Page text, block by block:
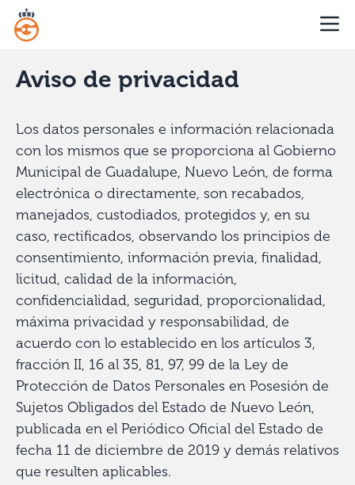
Aviso de privacidad
Los datos personales e información relacionada
con los mismos que se proporciona al Gobierno
Municipal de Guadalupe, Nuevo León, de forma
electrónica o directamente, son recabados,
manejados, custodiados, protegidos y, en su
caso, rectificados, observando los principios de
consentimiento, información previa, finalidad,
licitud, calidad de la información,
confidencialidad, seguridad, proporcionalidad,
máxima privacidad y responsabilidad, de
acuerdo con lo establecido en los artículos 3,
fracción II, 16 al 35, 81, 97, 99 de la Ley de
Protección de Datos Personales en Posesión de
Sujetos Obligados del Estado de Nuevo León,
publicada en el Periódico Oficial del Estado de
fecha 11 de diciembre de 2019 y demás relativos
que resulten aplicables.